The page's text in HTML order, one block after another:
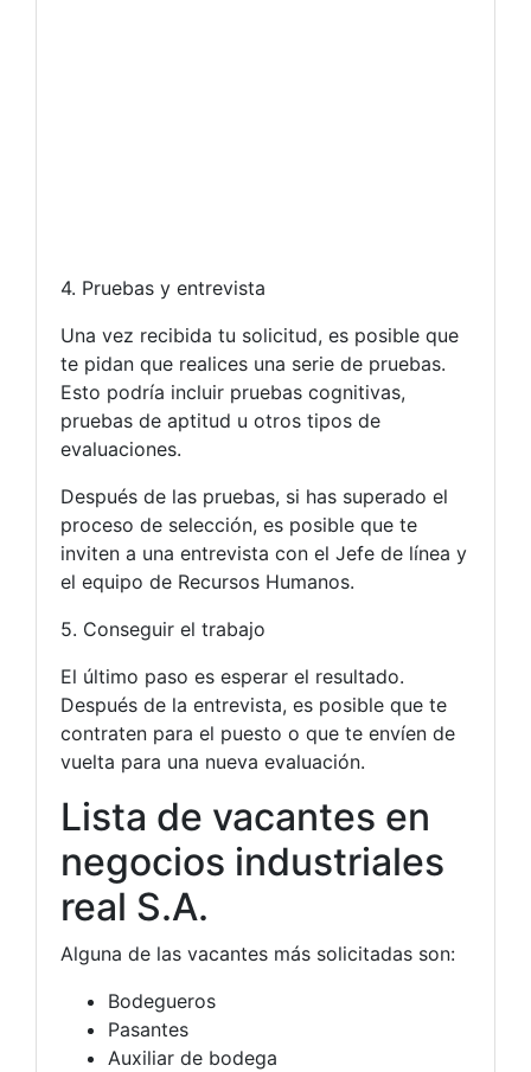
4. Pruebas y entrevista
Una vez recibida tu solicitud, es posible que
te pidan que realices una serie de pruebas.
Esto podría incluir pruebas cognitivas,
pruebas de aptitud u otros tipos de
evaluaciones.
Después de las pruebas, si has superado el
proceso de selección, es posible que te
inviten a una entrevista con el Jefe de línea y
el equipo de Recursos Humanos.
5. Conseguir el trabajo
El último paso es esperar el resultado.
Después de la entrevista, es posible que te
contraten para el puesto o que te envíen de
vuelta para una nueva evaluación.
Lista de vacantes en
negocios industriales
real S.A.
Alguna de las vacantes más solicitadas son:
Bodegueros
Pasantes
Auxiliar de bodega